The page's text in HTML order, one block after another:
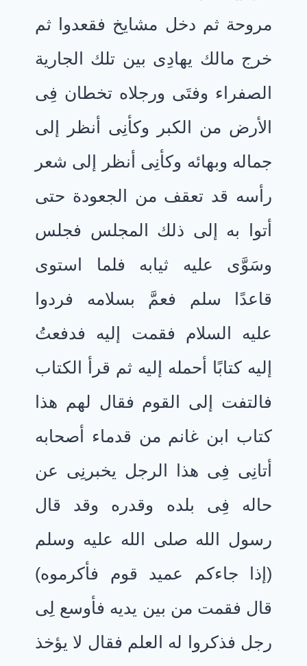
مروحة ثم دخل مشايخ فقعدوا ثم
خرج مالك يهادِى بين تلك الجارية
الصفراء وفتَى ورجلاه تخطان فِى
الأرض من الكبر وكأنِى أنظر إلى
جماله وبهائه وكأنِى أنظر إلى شعر
رأسه قد تعقف من الجعودة حتى
أتوا به إلى ذلك المجلس فجلس
وسَوَّى عليه ثيابه فلما استوى
قاعدًا سلم فعمَّ بسلامه فردوا
عليه السلام فقمت إليه فدفعتُ
إليه كتابًا أحمله إليه ثم قرأ الكتاب
فالتفت إلى القوم فقال لهم هذا
كتاب ابن غانم من قدماء أصحابه
أتانِى فِى هذا الرجل يخبرنِى عن
حاله فِى بلده وقدره وقد قال
رسول الله صلى الله عليه وسلم
(إذا جاءكم عميد قوم فأكرموه)
قال فقمت من بين يديه فأوسع لِى
رجل فذكروا له العلم فقال لا يؤخذ